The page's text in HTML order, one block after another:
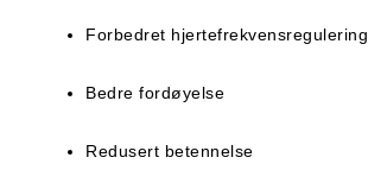
Forbedret hjertefrekvensregulering
Bedre fordøyelse
Redusert betennelse